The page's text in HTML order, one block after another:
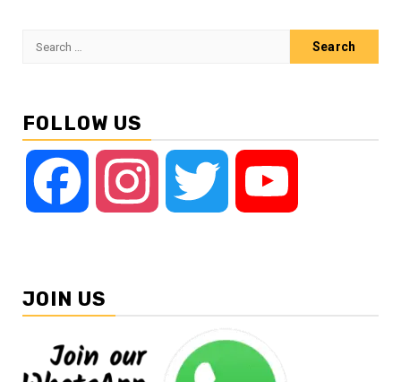
Search
FOLLOW US
Facebook Instagram Twitter
JOIN US